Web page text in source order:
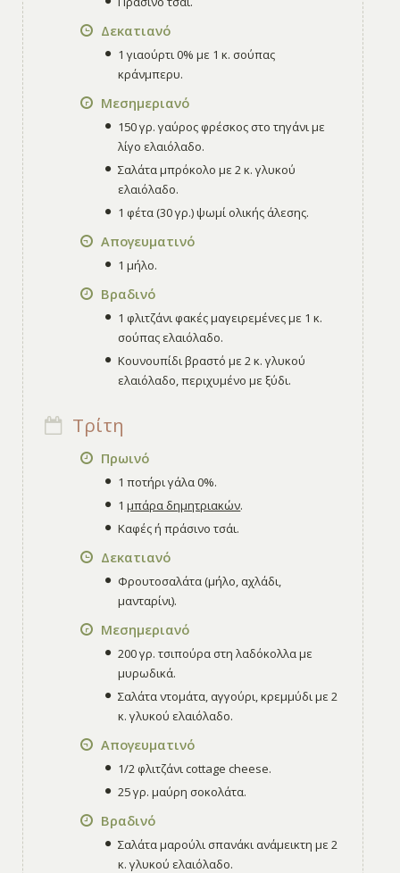
Δεκατιανό
1 γιαούρτι 0% με 1 κ. σούπας
κράνμπερυ.
Μεσημεριανό
150 γρ. γαύρος φρέσκος στο τηγάνι με
λίγο ελαιόλαδο.
Σαλάτα μπρόκολο με 2 κ. γλυκού
ελαιόλαδο.
1 φέτα (30 γρ.) ψωμί ολικής άλεσης.
Απογευματινό
1 μήλο.
Βραδινό
1 φλιτζάνι φακές μαγειρεμένες με 1 κ.
σούπας ελαιόλαδο.
Κουνουπίδι βραστό με 2 κ. γλυκού
ελαιόλαδο, περιχυμένο με ξύδι.
Τρίτη
Πρωινό
1 ποτήρι γάλα 0%.
1μπάρα δημητριακών.
Καφές ή πράσινο τσάι.
Δεκατιανό
Φρουτοσαλάτα (μήλο, αχλάδι,
μανταρίνι).
Μεσημεριανό
200 γρ. τσιπούρα στη λαδόκολλα με
μυρωδικά.
Σαλάτα ντομάτα, αγγούρι, κρεμμύδι με 2
κ. γλυκού ελαιόλαδο.
Απογευματινό
1/2 φλιτζάνι cottage cheese.
25 γρ. μαύρη σοκολάτα.
Βραδινό
Σαλάτα μαρούλι σπανάκι ανάμεικτη με 2
κ. γλυκού ελαιόλαδο.